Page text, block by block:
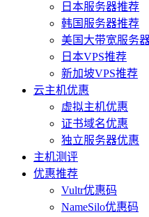
日本服务器推荐
韩国服务器推荐
美国大带宽服务
日本VPS推荐
新加坡VPS推荐
云主机优惠
虚拟主机优惠
证书域名优惠
独立服务器优惠
主机测评
优惠推荐
Vultr优惠码
NameSilo优惠码